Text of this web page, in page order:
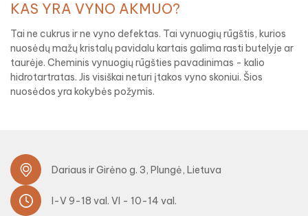
KAS YRA VYNO AKMUO?
Tai ne cukrus ir ne vyno defektas. Tai vynuogių rūgštis, kurios
nuosėdų mažų kristalų pavidalu kartais galima rasti butelyje ar
taurėje. Cheminis vynuogių rūgšties pavadinimas - kalio
hidrotartratas. Jis visiškai neturi įtakos vyno skoniui. Šios
nuosėdos yra kokybės požymis.
Dariaus ir Girėno g. 3, Plungė, Lietuva
I-V 9-18 val. VI - 10-14 val.